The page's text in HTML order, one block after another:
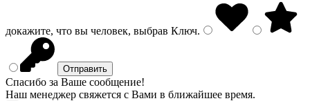
докажите, что вы человек, выбрав Ключ.
Спасибо за Ваше сообщение!
Наш менеджер свяжется с Вами в ближайшее время.